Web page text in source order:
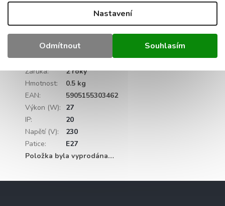
Nastavení
Odmítnout Souhlasím
60 W pro wolframové žárovky / 20 W LED.
certifikace - CE, RoHS
Doplňkové parametry
Kategorie:
Lampy E27 s dřevěnými stínítky
Záruka:
2 roky
Hmotnost:
0.5 kg
EAN:
5905155303462
Výkon (W):
27
IP:
20
Napětí (V):
230
Patice:
E27
Položka byla vyprodána…